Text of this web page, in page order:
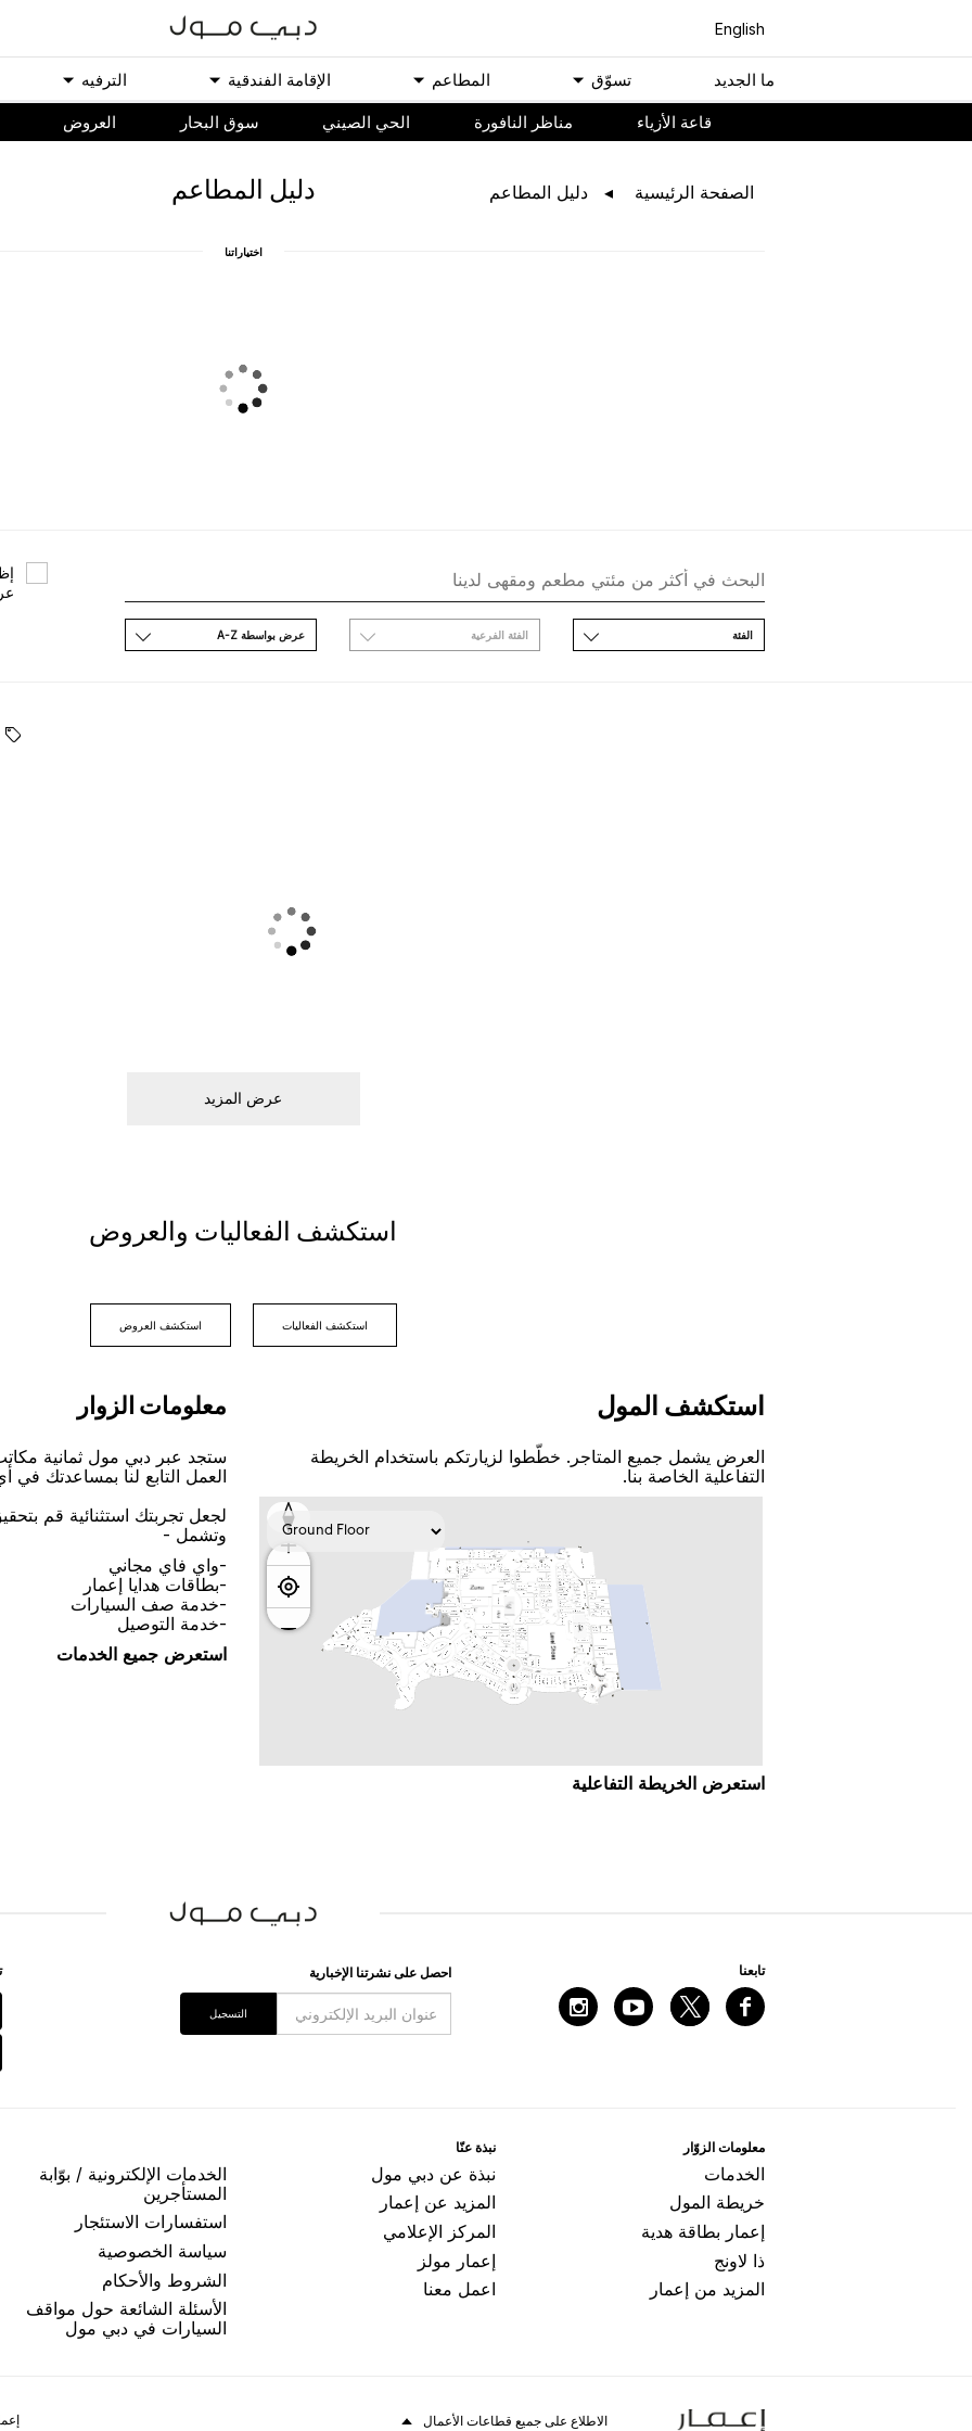
English
ﻣﺎ اﻟﺠﺪﻳﺪ ﺗﺴﻮّﻕ اﻟﻤﻄﺎﻋﻢ اﻹﻗﺎﻣﺔ اﻟﻔﻨﺪﻗﻴﺔ اﻟﺘﺮﻓﻴﻪ
ﻗﺎﻋﺔ اﻷﺯﻳﺎء مناظر النافورة الحي الصيني سوق البحار اﻟﻌﺮﻭﺽ
اﻟﺼﻔﺤﺔ اﻟﺮﺋﻴﺴﻴﺔ ﺩﻟﻴﻞ اﻟﻤﻄﺎﻋﻢ ﺩﻟﻴﻞ اﻟﻤﻄﺎﻋﻢ
اﺧﺘﻴﺎﺭاﺗﻨﺎ
اﻟﻔﺌﺔ اﻟﻔﺌﺔ اﻟﻔﺮﻋﻴﺔ ﻋﺮﺽ ﺑﻮاﺳﻄﺔ A-Z
ﻋﺮﺽ اﻟﻤﺰﻳﺪ
اﺳﺘﻜﺸﻒ اﻟﻔﻌﺎﻟﻴﺎﺕ ﻭاﻟﻌﺮﻭﺽ
اﺳﺘﻜﺸﻒ اﻟﻔﻌﺎﻟﻴﺎﺕ اﺳﺘﻜﺸﻒ اﻟﻌﺮﻭﺽ
اﺳﺘﻜﺸﻒ اﻟﻤﻮﻝ
اﻟﻌﺮﺽ ﻳﺸﻤﻞ ﺟﻤﻴﻊ اﻟﻤﺘﺎﺟﺮ. ﺧﻄّﻄﻮا ﻟﺰﻳﺎﺭﺗﻜﻢ ﺑﺎﺳﺘﺨﺪاﻡ اﻟﺨﺮﻳﻄﺔ
اﻟﺘﻔﺎﻋﻠﻴﺔ اﻟﺨﺎﺻﺔ ﺑﻨﺎ.
اﺳﺘﻌﺮﺽ اﻟﺨﺮﻳﻄﺔ اﻟﺘﻔﺎﻋﻠﻴﺔ
ﻣﻌﻠﻮﻣﺎﺕ اﻟﺰﻭاﺭ
ﺳﺘﺠﺪ ﻋﺒﺮ ﺩﺑﻲ ﻣﻮﻝ ﺛﻤﺎﻧﻴﺔ
اﻟﻌﻤﻞ اﻟﺘﺎﺑﻊ ﻟﻨﺎ ﺑﻤﺴﺎﻋﺪﺗﻚ ﻓﻲ
ﻟﺠﻌﻞ ﺗﺠﺮﺑﺘﻚ اﺳﺘﺜﻨﺎﺋﻴﺔ ﻗﻢ
ﻭﺗﺸﻤﻞ -
-ﻭاﻱ ﻓﺎﻱ ﻣﺠﺎﻧﻲ
-ﺑﻄﺎﻗﺎﺕ ﻫﺪاﻳﺎ ﺇﻋﻤﺎﺭ
-ﺧﺪﻣﺔ ﺻﻒ اﻟﺴﻴﺎﺭاﺕ
-ﺧﺪﻣﺔ اﻟﺘﻮﺻﻴﻞ
اﺳﺘﻌﺮﺽ ﺟﻤﻴﻊ اﻟﺨﺪﻣﺎﺕ
ﺗﺎﺑﻌﻨﺎ اﺣﺼﻞ ﻋﻠﻰ ﻧﺸﺮﺗﻨﺎ اﻹﺧﺒﺎﺭﻳﺔ
اﻟﺘﺴﺠﻴﻞ
ﻣﻌﻠﻮﻣﺎﺕ اﻟﺰﻭّاﺭ
اﻟﺨﺪﻣﺎﺕ
ﺧﺮﻳﻄﺔ اﻟﻤﻮﻝ
ﺇﻋﻤﺎﺭ ﺑﻄﺎﻗﺔ ﻫﺪﻳﺔ
ﺫا ﻻﻭﻧﺞ
المزيد من إعمار
ﻧﺒﺬﺓ ﻋﻨّﺎ
ﻧﺒﺬﺓ ﻋﻦ ﺩﺑﻲ ﻣﻮﻝ
المزيد عن إعمار
اﻟﻤﺮﻛﺰ اﻹﻋﻼﻣﻲ
ﺇﻋﻤﺎﺭ ﻣﻮﻟﺰ
اﻋﻤﻞ ﻣﻌﻨﺎ
اﻟﺨﺪﻣﺎﺕ اﻹﻟﻜﺘﺮﻭﻧﻴﺔ / ﺑﻮّاﺑﺔ
اﻟﻤﺴﺘﺄﺟﺮﻳﻦ
اﺳﺘﻔﺴﺎﺭاﺕ اﻻﺳﺘﺌﺠﺎﺭ
ﺳﻴﺎﺳﺔ اﻟﺨﺼﻮﺻﻴﺔ
اﻟﺸﺮﻭﻁ ﻭاﻷﺣﻜﺎﻡ
الأسئلة الشائعة حول مواقف
السيارات في دبي مول
الاطلاع على جميع قطاعات الأعمال